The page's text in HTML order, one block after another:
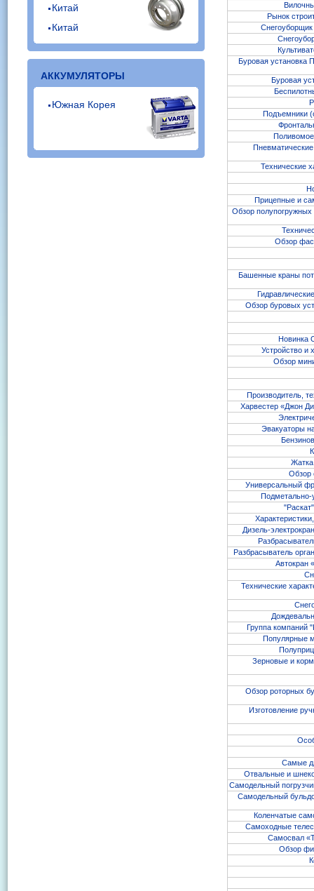
Китай
Китай
АККУМУЛЯТОРЫ
Южная Корея
Рынок
Снегоуборщик
Буровая установка
Буровая
Подъемники
Технические
Прицепные и
Обзор полупогружных
Обзор
Башенные краны
Обзор буровых
Новинка
Устройство и
Обзор
Производитель,
Харвестер «Джон
Эвакуаторы
Жатка
Обзор
Универсальный
Подметально-
Дизель-
Разбрасыватель
Автокран
Технические
Группа компаний
Популярные
Зерновые и
Обзор роторных
Изготовление
Самые
Отвальные и
Самодельный
Самодельный
Коленчатые
Самоходные
Самосвал
Обзор